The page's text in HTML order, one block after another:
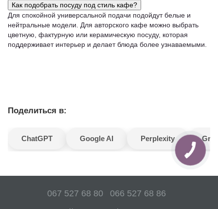
Как подобрать посуду под стиль кафе?
Для спокойной универсальной подачи подойдут белые и
нейтральные модели. Для авторского кафе можно выбрать
цветную, фактурную или керамическую посуду, которая
поддерживает интерьер и делает блюда более узнаваемыми.
Поделиться в:
ChatGPT Google AI Perplexity
067 527 68 80 066 527 68 86